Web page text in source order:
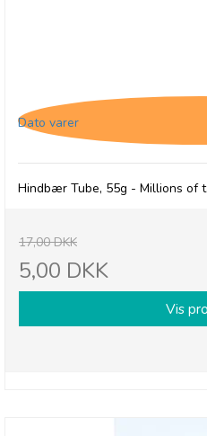
Dato varer
Hindbær Tube, 55g - Millions of
17,00 DKK
5,00 DKK
Vis